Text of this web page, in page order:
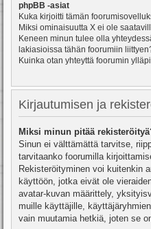
phpBB -asiat
Kuka kirjoitti tämän
Miksi ominaisuutta X ei ole
Keneen minun tulee olla
lakiasioissa tähän foorumiin
Kuinka otan yhteyttä foorumin
Kirjautumisen ja
Miksi minun pitää
Sinun ei välttämättä tarvitse,
tarvitaanko foorumilla
Rekisteröityminen voi kuitenkin
käyttöön, jotka eivät ole
avatar-kuvan määrittely,
muille käyttäjille,
vain muutamia hetkiä, joten se